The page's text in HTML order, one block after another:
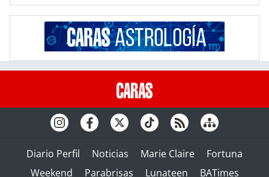
Diario Perfil Noticias Marie Claire
Fortuna
Weekend
Parabrisas Lunateen BATimes